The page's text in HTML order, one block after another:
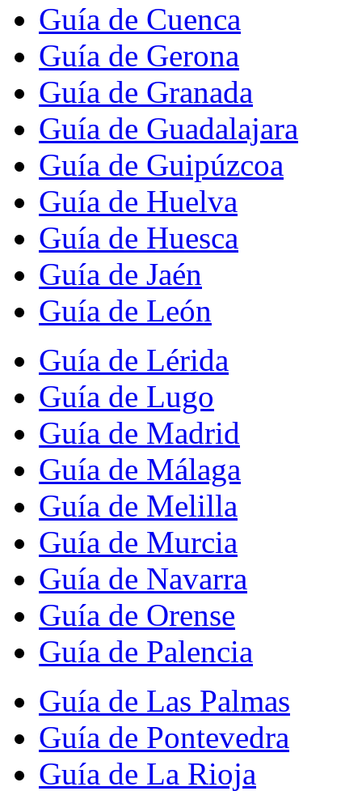
Guía de Cuenca
Guía de Gerona
Guía de Granada
Guía de Guadalajara
Guía de Guipúzcoa
Guía de Huelva
Guía de Huesca
Guía de Jaén
Guía de León
Guía de Lérida
Guía de Lugo
Guía de Madrid
Guía de Málaga
Guía de Melilla
Guía de Murcia
Guía de Navarra
Guía de Orense
Guía de Palencia
Guía de Las Palmas
Guía de Pontevedra
Guía de La Rioja